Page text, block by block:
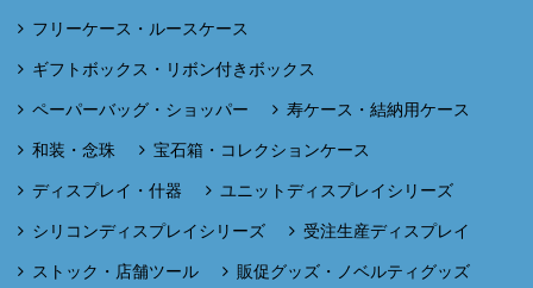
フリーケース・ルースケース
ギフトボックス・リボン付きボックス
ペーパーバッグ・ショッパー 寿ケース・結納用ケース
和装・念珠 宝石箱・コレクションケース
ディスプレイ・什器 ユニットディスプレイシリーズ
シリコンディスプレイシリーズ 受注生産ディスプレイ
ストック・店舗ツール 販促グッズ・ノベルティグッズ